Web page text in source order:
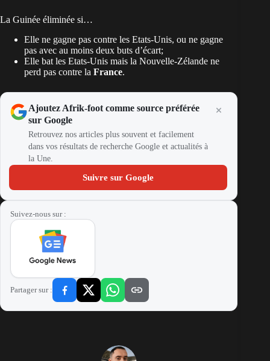
La Guinée éliminée si…
Elle ne gagne pas contre les Etats-Unis, ou ne gagne
pas avec au moins deux buts d’écart;
Elle bat les Etats-Unis mais la Nouvelle-Zélande ne
perd pas contre la France.
Ajoutez Afrik-foot comme source préférée
sur Google
Retrouvez nos articles plus souvent et facilement
dans vos résultats de recherche Google et actualités à
la Une.
Suivre sur Google
Suivez-nous sur :
Partager sur :